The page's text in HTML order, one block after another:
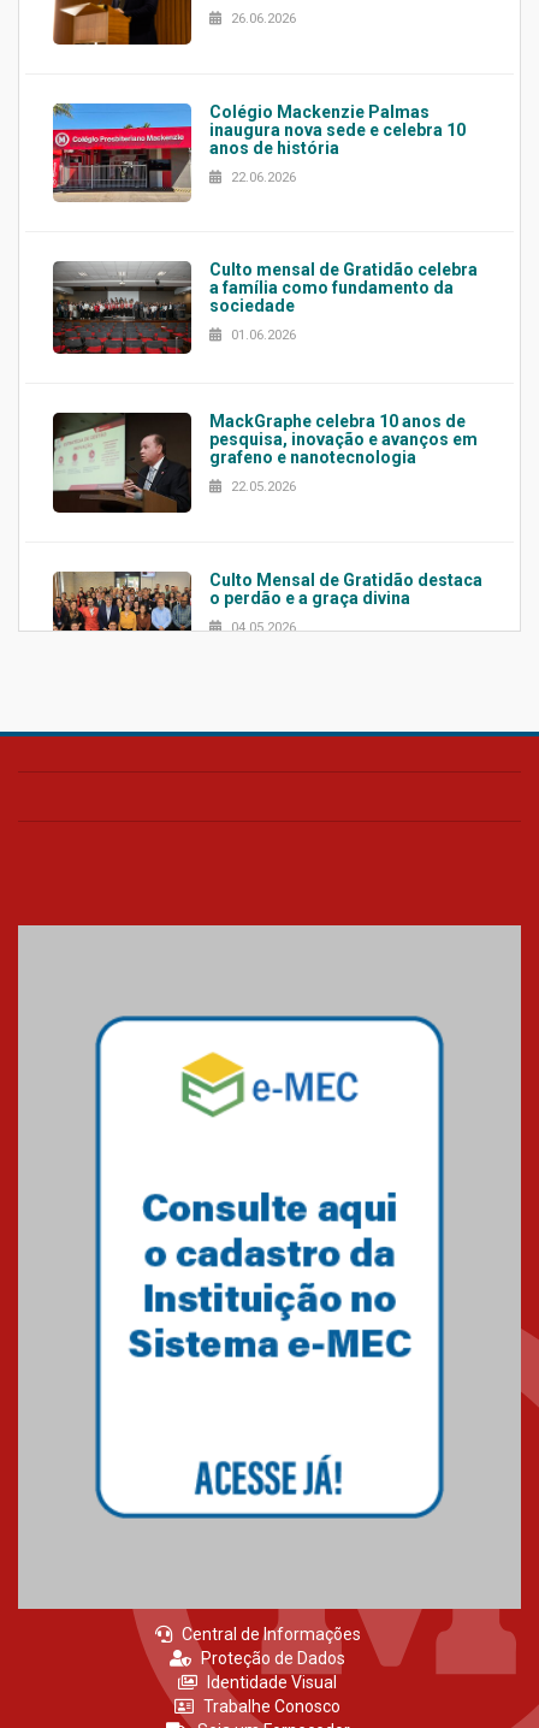
26.06.2026
Colégio Mackenzie Palmas
inaugura nova sede e celebra 10
anos de história
22.06.2026
Culto mensal de Gratidão celebra
a família como fundamento da
sociedade
01.06.2026
MackGraphe celebra 10 anos de
pesquisa, inovação e avanços em
grafeno e nanotecnologia
22.05.2026
Culto Mensal de Gratidão destaca
o perdão e a graça divina
04.05.2026
Confira como foi o culto mensal
Mackenzie mobiliza campanha
solidária para apoiar famílias em
Minas Gerais
Primeiro culto do ano ressalta o
27.02.2026
Central de Informações
Proteção de Dados
Identidade Visual
Trabalhe Conosco